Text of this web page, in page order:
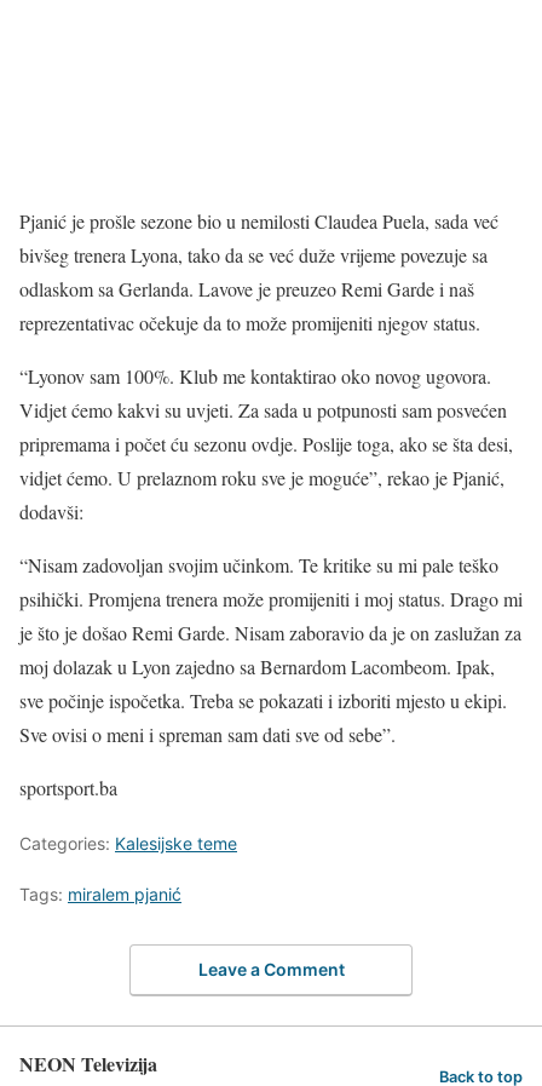
Pjanić je prošle sezone bio u nemilosti Claudea Puela, sada već
bivšeg trenera Lyona, tako da se već duže vrijeme povezuje sa
odlaskom sa Gerlanda. Lavove je preuzeo Remi Garde i naš
reprezentativac očekuje da to može promijeniti njegov status.
“Lyonov sam 100%. Klub me kontaktirao oko novog ugovora.
Vidjet ćemo kakvi su uvjeti. Za sada u potpunosti sam posvećen
pripremama i počet ću sezonu ovdje. Poslije toga, ako se šta desi,
vidjet ćemo. U prelaznom roku sve je moguće”, rekao je Pjanić,
dodavši:
“Nisam zadovoljan svojim učinkom. Te kritike su mi pale teško
psihički. Promjena trenera može promijeniti i moj status. Drago mi
je što je došao Remi Garde. Nisam zaboravio da je on zaslužan za
moj dolazak u Lyon zajedno sa Bernardom Lacombeom. Ipak,
sve počinje ispočetka. Treba se pokazati i izboriti mjesto u ekipi.
Sve ovisi o meni i spreman sam dati sve od sebe”.
sportsport.ba
Categories: Kalesijske teme
Tags: miralem pjanić
Leave a Comment
NEON Televizija Back to top